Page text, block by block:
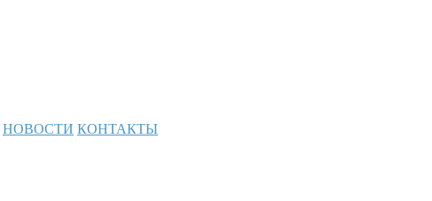
НОВОСТИ КОНТАКТЫ